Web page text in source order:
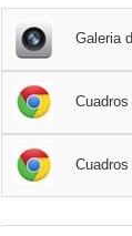
Galeria